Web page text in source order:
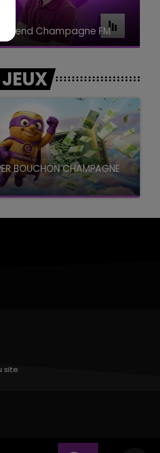
end Champagne FM
BOUCHON CHAMPAGNE
Famille Champagne FM, à 8H10
site